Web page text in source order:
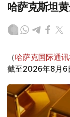
哈萨克斯坦
（哈萨克国际通
截至2026年8月6